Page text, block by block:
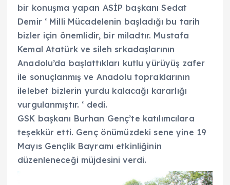
bir konuşma yapan ASİP başkanı Sedat
Demir ‘ Milli Mücadelenin başladığı bu tarih
bizler için önemlidir, bir miladtır. Mustafa
Kemal Atatürk ve sileh srkadaşlarının
Anadolu’da başlattıkları kutlu yürüyüş zafer
ile sonuçlanmış ve Anadolu topraklarının
ilelebet bizlerin yurdu kalacağı kararlığı
vurgulanmıştır. ‘ dedi.
GSK başkanı Burhan Genç’te katılımcılara
teşekkür etti. Genç önümüzdeki sene yine 19
Mayıs Gençlik Bayramı etkinliğinin
düzenleneceği müjdesini verdi.